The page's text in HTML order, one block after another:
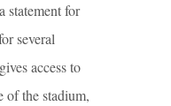
statement for
several
access to
of the stadium,